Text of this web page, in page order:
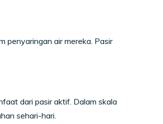
penyaringan air mereka. Pasir
dari pasir aktif. Dalam skala
sehari-hari.